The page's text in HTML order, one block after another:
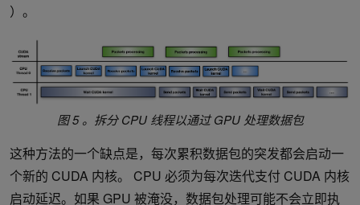
）。
图 5 。拆分 CPU 线程以通过 GPU 处理数据包
这种方法的一个缺点是，每次累积数据包的突发都会启动一
个新的 CUDA 内核。 CPU 必须为每次迭代支付 CUDA 内核
启动延迟。如果 GPU 被淹没，数据包处理可能不会立即执